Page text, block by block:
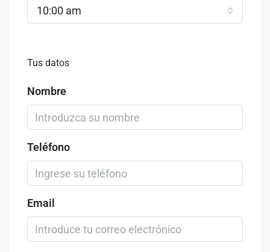
10:00 am
Tus datos
Nombre
Teléfono
Email